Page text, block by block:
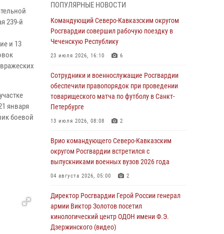
239-й
и 13
января
боевой
Росгвардейцы провели занятие по
стрелковой подготовке для воспитанников
Центра детского, юношеского туризма и
Республики
09 августа 2026, 05:00
Всероссийская ведомственная акции
«Каникулы с Росгвардией проходит в Сибири
Росгвардейцы провели патриотическое
занятие для детей на Поклонной горе в
Москве (видео)
В ЛНР росгвардейцы провели тренировку по
единоборствам для юных воспитанников
спортивной школы
ПОПУЛЯРНЫЕ НОВОСТИ
Командующий Северо-Кавказским округом
Росгвардии совершил рабочую поездку в
Чеченскую Республику
23 июля 2026, 16:10 6
Сотрудники и военнослужащие Росгвардии
обеспечили правопорядок при проведении
товарищеского матча по футболу в Санкт-
Петербурге
13 июля 2026, 08:08 2
Врио командующего Северо-Кавказским
округом Росгвардии встретился с
выпускниками военных вузов 2026 года
04 августа 2026, 05:00 2
Директор Росгвардии Герой России генерал
армии Виктор Золотов посетил
кинологический центр ОДОН имени Ф.Э.
Дзержинского (видео)